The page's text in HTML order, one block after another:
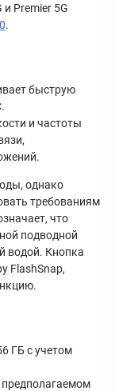
Premier 5G
.
быструю
и частоты
однако
требованиям
что
подводной
водой. Кнопка
FlashSnap,
ГБ с учетом
предполагаемом